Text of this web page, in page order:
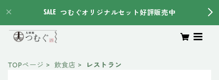
つむぐオリジナルセット好評販売中
TOPページ 飲食店 レストラン